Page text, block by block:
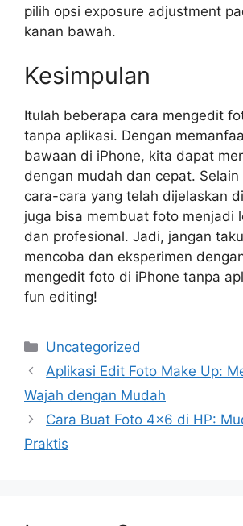
pilih opsi exposure adjustment
kanan bawah.
Kesimpulan
Itulah beberapa cara mengedit
tanpa aplikasi. Dengan
bawaan di iPhone, kita dapat
dengan mudah dan cepat.
cara-cara yang telah dijelaskan
juga bisa membuat foto menjadi
dan profesional. Jadi, jangan
mencoba dan eksperimen
mengedit foto di iPhone tanpa
fun editing!
Categories
Uncategorized
Aplikasi Edit Foto Make Up:
Wajah dengan Mudah
Cara Buat Foto 4×6 di HP:
Praktis